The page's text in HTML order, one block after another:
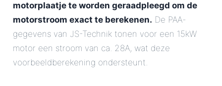
motorplaatje te worden geraadpleegd om de
motorstroom exact te berekenen. De PAA-
gegevens van JS-Technik tonen voor een 15kW
motor een stroom van ca. 28A, wat deze
voorbeeldberekening ondersteunt.